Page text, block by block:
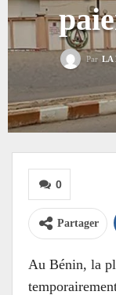
Par LA
0
Partager
Au Bénin, la